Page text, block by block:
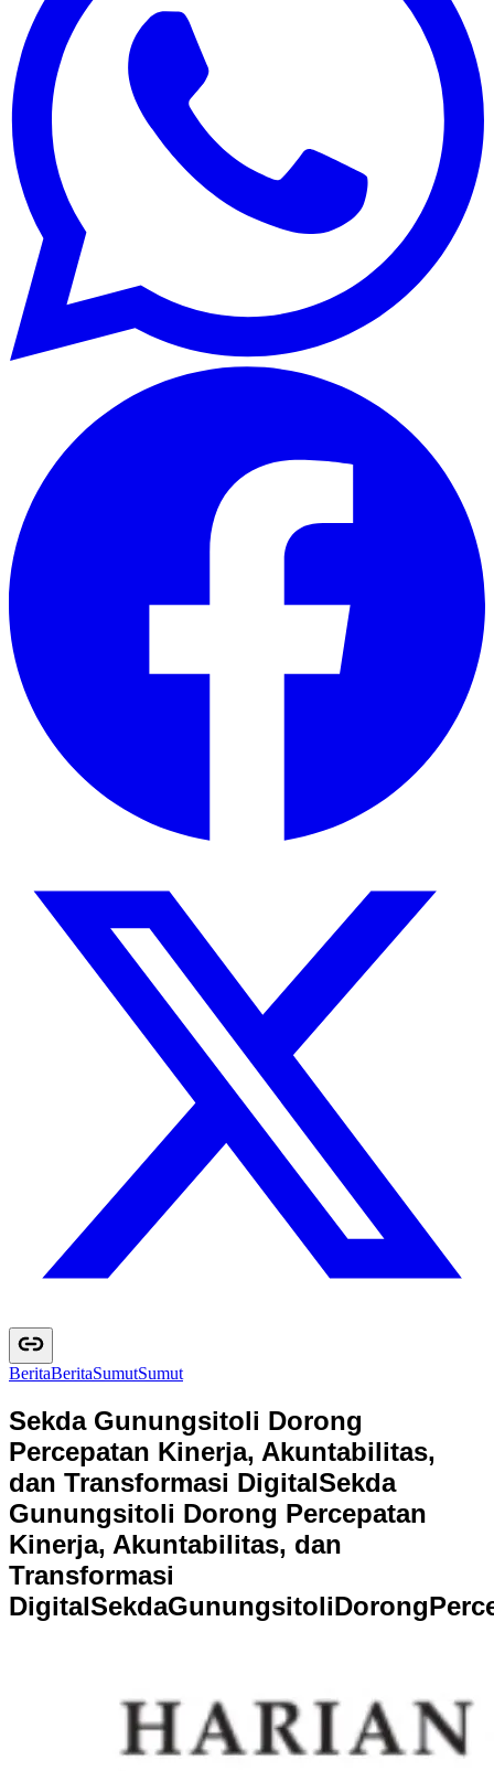
BeritaBeritaSumutSumut
Sekda Gunungsitoli Dorong
Percepatan Kinerja, Akuntabilitas,
dan Transformasi DigitalSekda
Gunungsitoli Dorong Percepatan
Kinerja, Akuntabilitas, dan
Transformasi
DigitalSekdaGunungsitoliDorongPerc